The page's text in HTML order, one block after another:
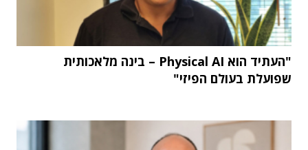
"העתיד הוא Physical AI – בינה מלאכותית
שפועלת בעולם הפיזי"